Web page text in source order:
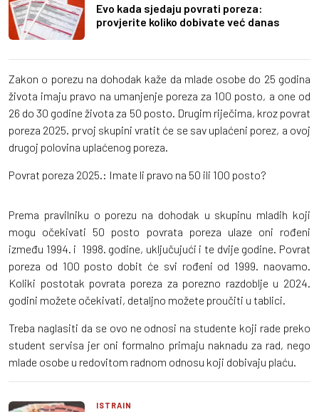
Evo kada sjedaju povrati poreza:
provjerite koliko dobivate već danas
Zakon o porezu na dohodak kaže da mlade osobe do 25 godina
života imaju pravo na umanjenje poreza za 100 posto, a one od
26 do 30 godine života za 50 posto. Drugim riječima, kroz povrat
poreza 2025. prvoj skupini vratit će se sav uplaćeni porez, a ovoj
drugoj polovina uplaćenog poreza.
Povrat poreza 2025.: Imate li pravo na 50 ili 100 posto?
Prema pravilniku o porezu na dohodak u skupinu mladih koji
mogu očekivati 50 posto povrata poreza ulaze oni rođeni
između 1994. i 1998. godine, uključujući i te dvije godine. Povrat
poreza od 100 posto dobit će svi rođeni od 1999. naovamo.
Koliki postotak povrata poreza za porezno razdoblje u 2024.
godini možete očekivati, detaljno možete proučiti u tablici.
Treba naglasiti da se ovo ne odnosi na studente koji rade preko
student servisa jer oni formalno primaju naknadu za rad, nego
mlade osobe u redovitom radnom odnosu koji dobivaju plaću.
ISTRAIN